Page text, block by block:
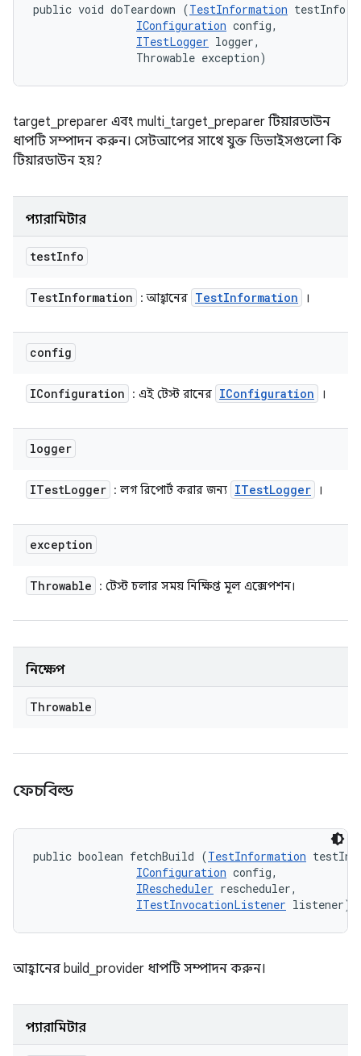
public void doTeardown (TestInformation testInfo,
IConfiguration config,
ITestLogger logger,
                Throwable exception)
target_preparer এবং multi_target_preparer টিয়ারডাউন
ধাপটি সম্পাদন করুন। সেটআপের সাথে যুক্ত ডিভাইসগুলো কি
টিয়ারডাউন হয়?
প্যারামিটার
testInfo
TestInformation : আহ্বানের TestInformation ।
config
IConfiguration : এই টেস্ট রানের IConfiguration ।
logger
ITestLogger : লগ রিপোর্ট করার জন্য ITestLogger ।
exception
Throwable : টেস্ট চলার সময় নিক্ষিপ্ত মূল এক্সেপশন।
নিক্ষেপ
Throwable
ফেচবিল্ড
public boolean fetchBuild (TestInformation
IConfiguration config,
IRescheduler rescheduler,
ITestInvocationListener listener)
আহ্বানের build_provider ধাপটি সম্পাদন করুন।
প্যারামিটার